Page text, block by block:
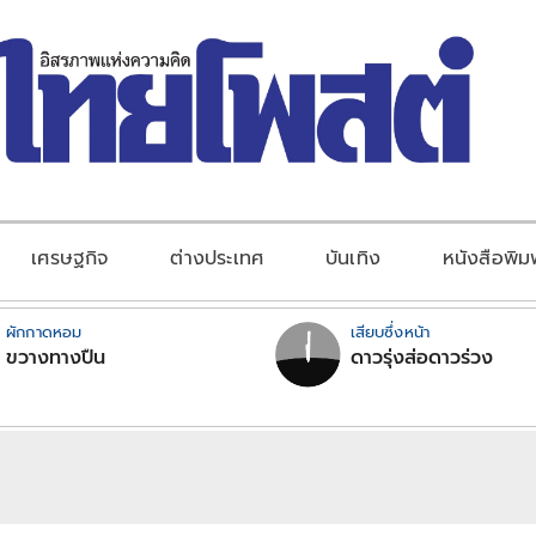
เศรษฐกิจ ต่างประเทศ บันเทิง หนังสือพิ
ผักกาดหอม
ขวางทางปืน
เสียบซึ่งหน้า
ดาวรุ่งส่อดาวร่วง